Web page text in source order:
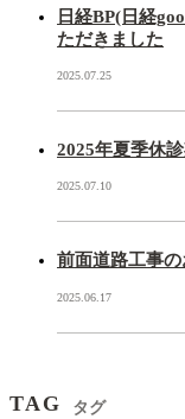
日経BP(日経
ただきました
2025.07.25
2025年夏季休
2025.07.10
前面道路工事
2025.06.17
TAG タグ